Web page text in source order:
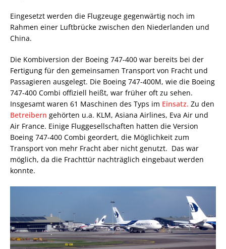
Eingesetzt werden die Flugzeuge gegenwärtig noch im
Rahmen einer Luftbrücke zwischen den Niederlanden und
China.
Die Kombiversion der Boeing 747-400 war bereits bei der
Fertigung für den gemeinsamen Transport von Fracht und
Passagieren ausgelegt. Die Boeing 747-400M, wie die Boeing
747-400 Combi offiziell heißt, war früher oft zu sehen.
Insgesamt waren 61 Maschinen des Typs im Einsatz. Zu den
Betreibern gehörten u.a. KLM, Asiana Airlines, Eva Air und
Air France. Einige Fluggesellschaften hatten die Version
Boeing 747-400 Combi geordert, die Möglichkeit zum
Transport von mehr Fracht aber nicht genutzt. Das war
möglich, da die Frachttür nachträglich eingebaut werden
konnte.